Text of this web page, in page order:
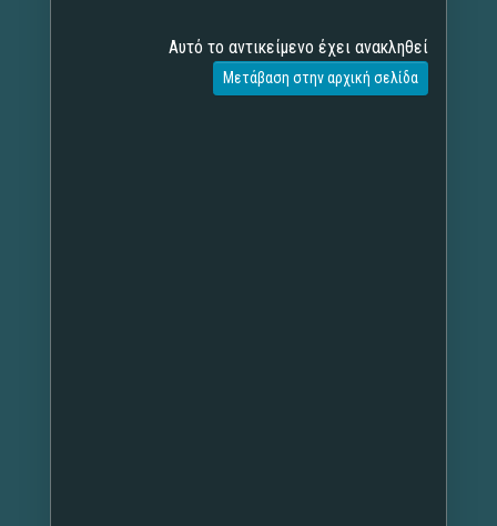
Αυτό το αντικείμενο έχει ανακληθεί
Μετάβαση στην αρχική σελίδα